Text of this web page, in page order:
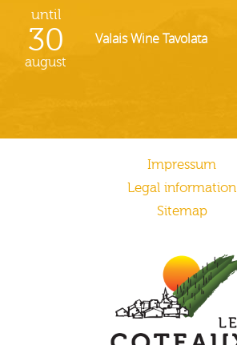
until
30
august
Valais Wine Tavolata
Impressum
Legal information
Sitemap